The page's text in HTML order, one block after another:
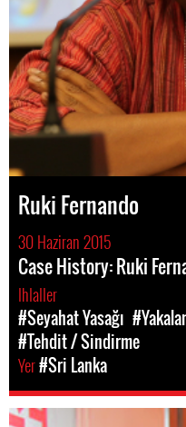
Ruki Fernando
30 Haziran 2015
Case History: Ruki
Ihlaller
#Seyahat Yasağı
#Tehdit / Sindirme
Yer#Sri Lanka